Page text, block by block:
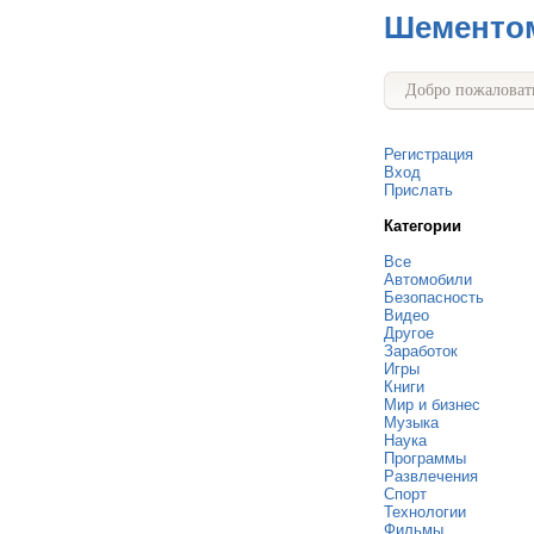
Добро
Регистрация
Вход
Прислать
Категории
Все
Автомобили
Безопасность
Видео
Другое
Заработок
Игры
Книги
Мир и бизнес
Музыка
Наука
Программы
Развлечения
Спорт
Технологии
Фильмы